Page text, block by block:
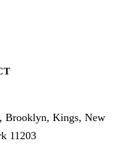
Brooklyn, Kings, New
11203